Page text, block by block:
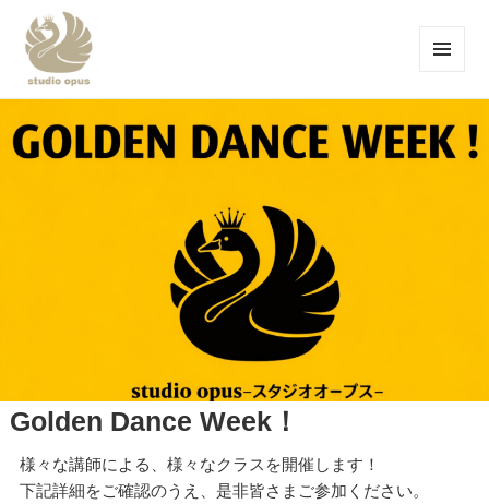
studio opus-スタジオ オープス-品川区
大井町のバレエスタジオ-
ーとウ
ット
Golden Dance Week！
様々な講師による、様々なクラスを開催します！
下記詳細をご確認のうえ、是非皆さまご参加ください。